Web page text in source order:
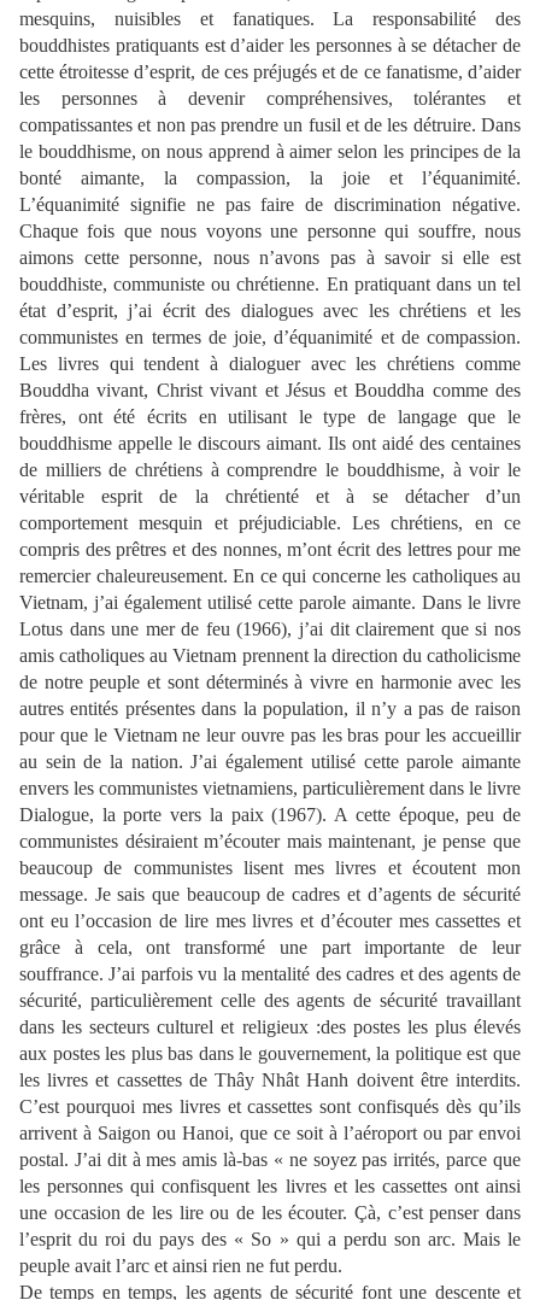
mesquins, nuisibles et fanatiques. La responsabilité des
bouddhistes pratiquants est d’aider les personnes à se détacher de
cette étroitesse d’esprit, de ces préjugés et de ce fanatisme, d’aider
les personnes à devenir compréhensives, tolérantes et
compatissantes et non pas prendre un fusil et de les détruire. Dans
le bouddhisme, on nous apprend à aimer selon les principes de la
bonté aimante, la compassion, la joie et l’équanimité.
L’équanimité signifie ne pas faire de discrimination négative.
Chaque fois que nous voyons une personne qui souffre, nous
aimons cette personne, nous n’avons pas à savoir si elle est
bouddhiste, communiste ou chrétienne. En pratiquant dans un tel
état d’esprit, j’ai écrit des dialogues avec les chrétiens et les
communistes en termes de joie, d’équanimité et de compassion.
Les livres qui tendent à dialoguer avec les chrétiens comme
Bouddha vivant, Christ vivant et Jésus et Bouddha comme des
frères, ont été écrits en utilisant le type de langage que le
bouddhisme appelle le discours aimant. Ils ont aidé des centaines
de milliers de chrétiens à comprendre le bouddhisme, à voir le
véritable esprit de la chrétienté et à se détacher d’un
comportement mesquin et préjudiciable. Les chrétiens, en ce
compris des prêtres et des nonnes, m’ont écrit des lettres pour me
remercier chaleureusement. En ce qui concerne les catholiques au
Vietnam, j’ai également utilisé cette parole aimante. Dans le livre
Lotus dans une mer de feu (1966), j’ai dit clairement que si nos
amis catholiques au Vietnam prennent la direction du catholicisme
de notre peuple et sont déterminés à vivre en harmonie avec les
autres entités présentes dans la population, il n’y a pas de raison
pour que le Vietnam ne leur ouvre pas les bras pour les accueillir
au sein de la nation. J’ai également utilisé cette parole aimante
envers les communistes vietnamiens, particulièrement dans le livre
Dialogue, la porte vers la paix (1967). A cette époque, peu de
communistes désiraient m’écouter mais maintenant, je pense que
beaucoup de communistes lisent mes livres et écoutent mon
message. Je sais que beaucoup de cadres et d’agents de sécurité
ont eu l’occasion de lire mes livres et d’écouter mes cassettes et
grâce à cela, ont transformé une part importante de leur
souffrance. J’ai parfois vu la mentalité des cadres et des agents de
sécurité, particulièrement celle des agents de sécurité travaillant
dans les secteurs culturel et religieux :des postes les plus élevés
aux postes les plus bas dans le gouvernement, la politique est que
les livres et cassettes de Thây Nhât Hanh doivent être interdits.
C’est pourquoi mes livres et cassettes sont confisqués dès qu’ils
arrivent à Saigon ou Hanoi, que ce soit à l’aéroport ou par envoi
postal. J’ai dit à mes amis là-bas « ne soyez pas irrités, parce que
les personnes qui confisquent les livres et les cassettes ont ainsi
une occasion de les lire ou de les écouter. Çà, c’est penser dans
l’esprit du roi du pays des « So » qui a perdu son arc. Mais le
peuple avait l’arc et ainsi rien ne fut perdu.
De temps en temps, les agents de sécurité font une descente et